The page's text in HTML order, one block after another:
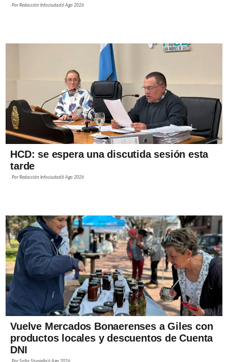
PorRedacción Infociudad6 Ago 2026
HCD: se espera una discutida sesión esta
tarde
PorRedacción Infociudad6 Ago 2026
Vuelve Mercados Bonaerenses a Giles con
productos locales y descuentos de Cuenta
DNI